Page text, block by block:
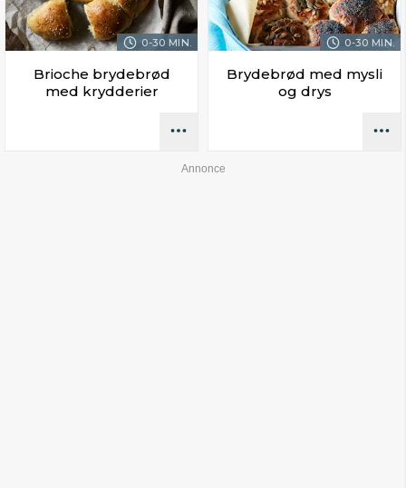
0-30 MIN.
Brioche brydebrød
med krydderier
0-30 MIN.
Brydebrød med mysli
og drys